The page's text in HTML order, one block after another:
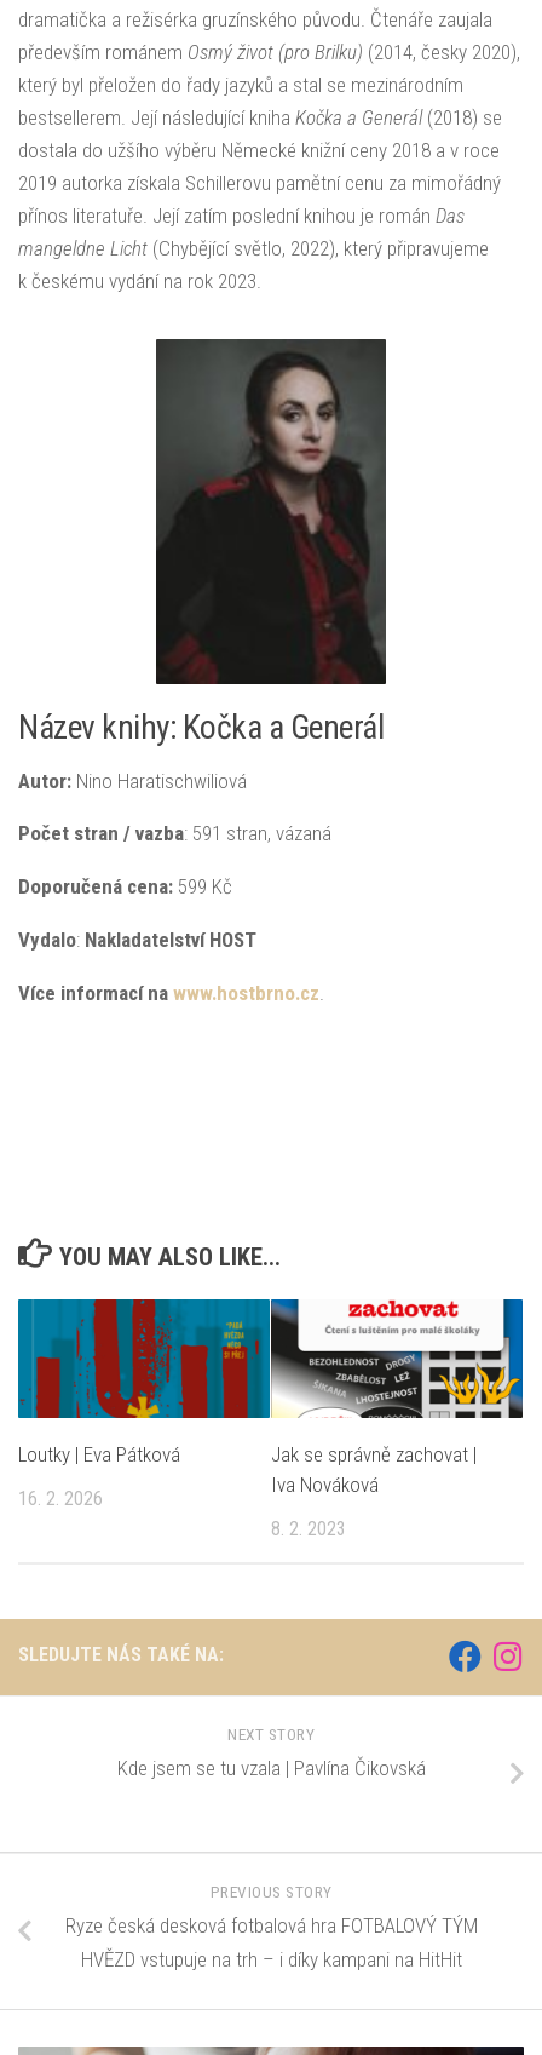
dramatička a režisérka gruzínského původu. Čtenáře zaujala
především románem Osmý život (pro Brilku) (2014, česky 2020),
který byl přeložen do řady jazyků a stal se mezinárodním
bestsellerem. Její následující kniha Kočka a Generál(2018) se
dostala do užšího výběru Německé knižní ceny 2018 a v roce
2019 autorka získala Schillerovu pamětní cenu za mimořádný
přínos literatuře. Její zatím poslední knihou je román Das
mangeldne Licht (Chybějící světlo, 2022), který připravujeme
k českému vydání na rok 2023.
Název knihy: Kočka a Generál
Autor: Nino Haratischwiliová
Počet stran / vazba: 591 stran, vázaná
Doporučená cena: 599 Kč
Vydalo: Nakladatelství HOST
Více informací na www.hostbrno.cz.
YOU MAY ALSO LIKE...
Loutky | Eva Pátková
16. 2. 2026
Jak se správně zachovat |
Iva Nováková
8. 2. 2023
SLEDUJTE NÁS TAKÉ NA:
NEXT STORY
Kde jsem se tu vzala | Pavlína Čikovská
PREVIOUS STORY
Ryze česká desková fotbalová hra FOTBALOVÝ TÝM
HVĚZD vstupuje na trh – i díky kampani na HitHit